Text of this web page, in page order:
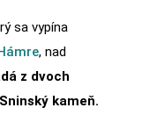
sa vypína
, nad
z dvoch
kameň.